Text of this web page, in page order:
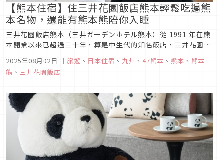
【熊本住宿】住三井花園飯店熊本輕鬆吃遍熊
本名物，還能有熊本熊陪你入睡
三井花園飯店熊本（三井ガーデンホテル熊本）從 1991 年在熊
本開業以來已超過三十年，算是中生代的知名飯店，三井花園旗
下的飯店也是許多人會考慮的品質有保證選擇。雖然外觀跟大廳
可能沒那麼氣派，但離地鐵站步行 5 分鐘及巴士總站步行約 7 分
鐘的位置，對於搭飛機前來的遊客來說也算是不錯的選擇。而
2025年08月02日 ｜ 旅遊 、 日本住宿 、 九州 、 47熊本 、 熊本 、 熊本
熊 、 三井花園飯店